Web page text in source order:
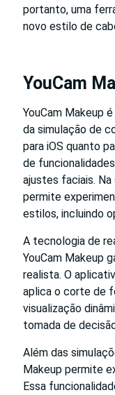
portanto, uma
novo estilo de
YouCam
YouCam Makeup
da simulação de
para iOS quanto
de
ajustes faciais.
permite
estilos, incluindo
A tecnologia de
YouCam Makeup
realista. O
aplica o corte de
visualização
tomada de
Além das
Makeup permite
Essa